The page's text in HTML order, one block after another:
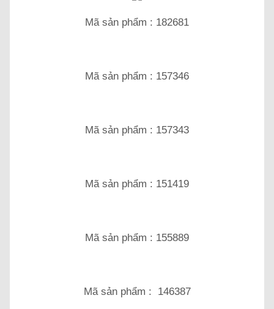
Mã sản phẩm : 182681
Mã sản phẩm : 157346
Mã sản phẩm : 157343
Mã sản phẩm : 151419
Mã sản phẩm : 155889
Mã sản phẩm : 146387